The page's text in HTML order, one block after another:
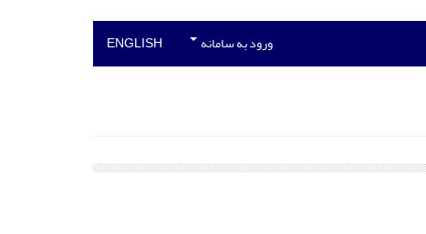
ورود به سامانه ENGLISH